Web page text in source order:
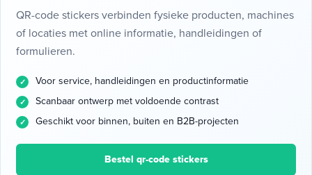
QR-code stickers verbinden fysieke producten, machines
of locaties met online informatie, handleidingen of
formulieren.
Voor service, handleidingen en productinformatie
Scanbaar ontwerp met voldoende contrast
Geschikt voor binnen, buiten en B2B-projecten
Bestel qr-code stickers